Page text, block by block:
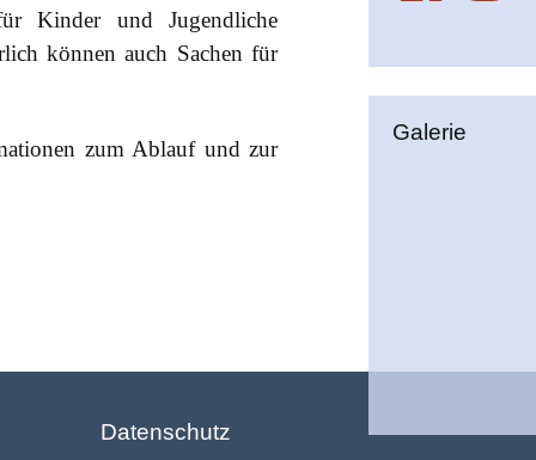
Kinder und Jugendliche
können auch Sachen für
zum Ablauf und zur
Galerie
Datenschutz